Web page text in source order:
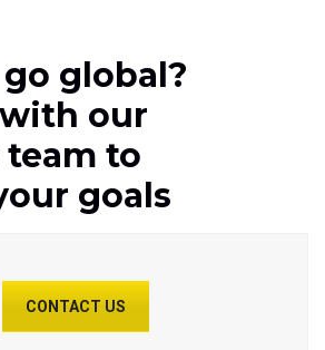
global?
our
to
goals
CONTACT US